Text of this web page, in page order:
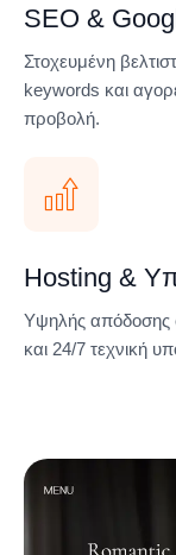
SEO &
Στοχευμένη
keywords και
προβολή.
Hosting &
Υψηλής απόδοσης
και 24/7 τεχνική